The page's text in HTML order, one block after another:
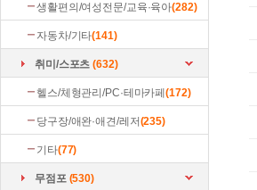
생활편의/여성전문/교육·육아(282)
자동차/기타(141)
취미/스포츠 (632)
헬스/체형관리/PC·테마카페(172)
당구장/애완·애견/레저(235)
기타(77)
무점포 (530)